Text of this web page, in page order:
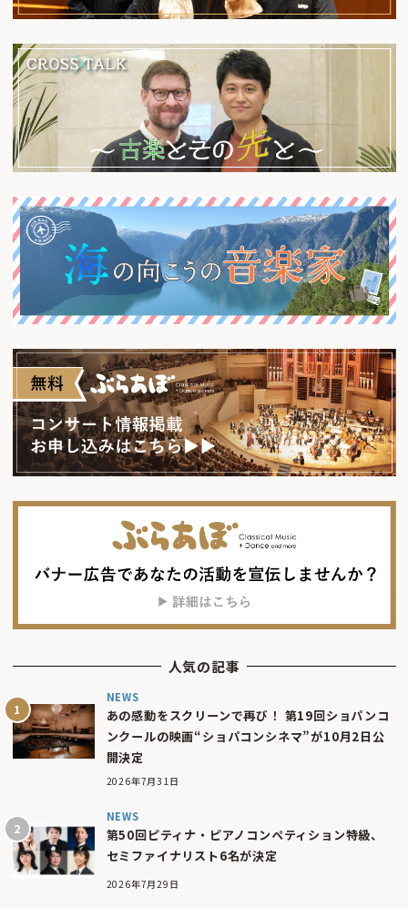
人気の記事
NEWS
あの感動をスクリーンで再び！ 第19回ショパンコ
ンクールの映画“ショパコンシネマ”が10月2日公
開決定
2026年7月31日
NEWS
第50回ピティナ・ピアノコンペティション特級、
セミファイナリスト6名が決定
2026年7月29日